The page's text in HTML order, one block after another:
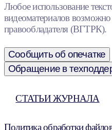
Любое использование
видеоматериалов возможно
правообладателя (ВГТРК).
Сообщить об опечатке
Обращение в
СТАТЬИ ЖУРНАЛА
Политика обработки